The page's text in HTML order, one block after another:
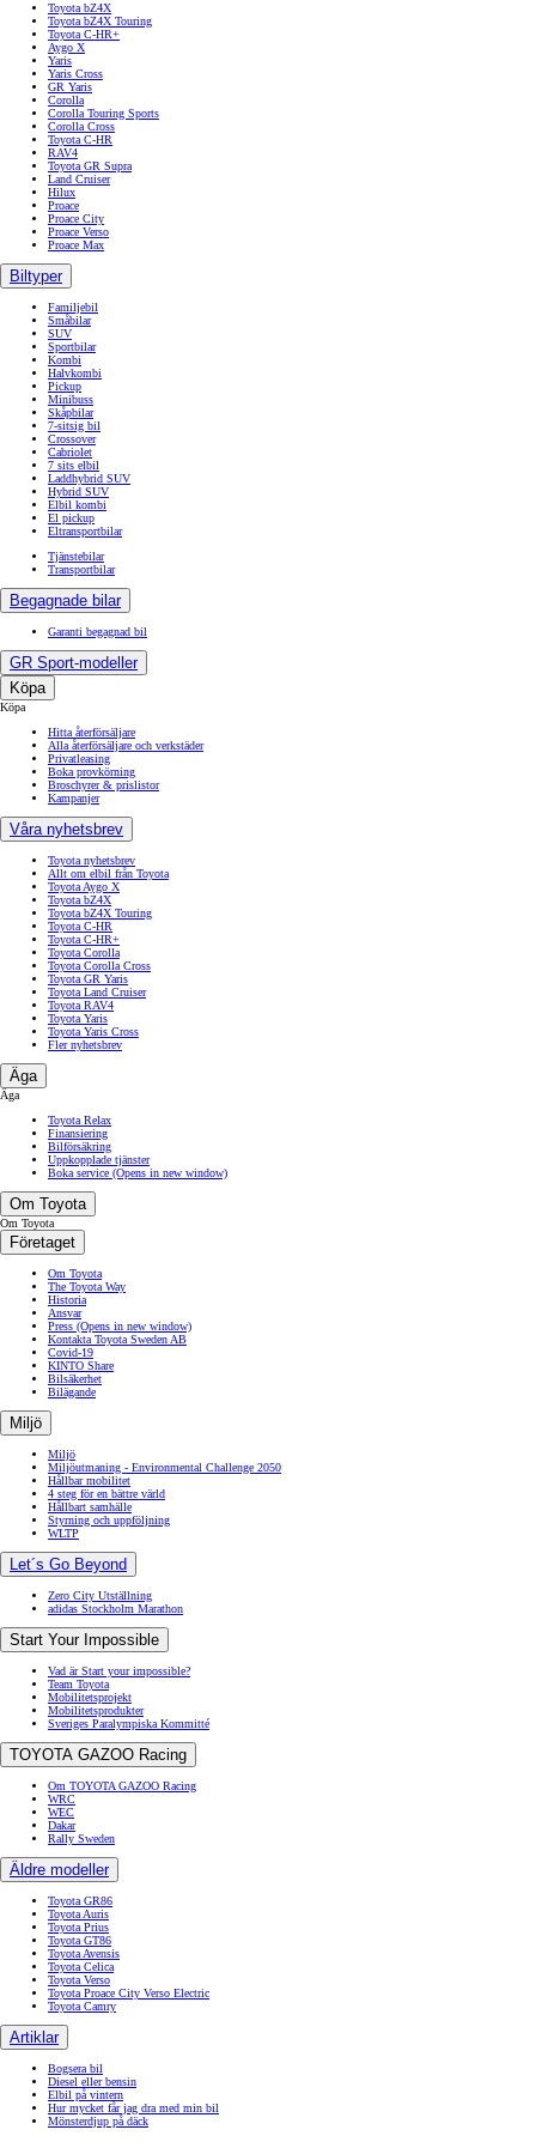
Toyota bZ4X
Toyota bZ4X Touring
Toyota C-HR+
Aygo X
Yaris
Yaris Cross
GR Yaris
Corolla
Corolla Touring Sports
Corolla Cross
Toyota C-HR
RAV4
Toyota GR Supra
Land Cruiser
Hilux
Proace
Proace City
Proace Verso
Proace Max
Biltyper
Familjebil
Småbilar
SUV
Sportbilar
Kombi
Halvkombi
Pickup
Minibuss
Skåpbilar
7-sitsig bil
Crossover
Cabriolet
7 sits elbil
Laddhybrid SUV
Hybrid SUV
Elbil kombi
El pickup
Eltransportbilar
Tjänstebilar
Transportbilar
Begagnade bilar
Garanti begagnad bil
GR Sport-modeller
Köpa
Köpa
Hitta återförsäljare
Alla återförsäljare och verkstäder
Privatleasing
Boka provkörning
Broschyrer & prislistor
Kampanjer
Våra nyhetsbrev
Toyota nyhetsbrev
Allt om elbil från Toyota
Toyota Aygo X
Toyota bZ4X
Toyota bZ4X Touring
Toyota C-HR
Toyota C-HR+
Toyota Corolla
Toyota Corolla Cross
Toyota GR Yaris
Toyota Land Cruiser
Toyota RAV4
Toyota Yaris
Toyota Yaris Cross
Fler nyhetsbrev
Äga
Äga
Toyota Relax
Finansiering
Bilförsäkring
Uppkopplade tjänster
Boka service (Opens in new window)
Om Toyota
Om Toyota
Företaget
Om Toyota
The Toyota Way
Historia
Ansvar
Press (Opens in new window)
Kontakta Toyota Sweden AB
Covid-19
KINTO Share
Bilsäkerhet
Bilägande
Miljö
Miljö
Miljöutmaning - Environmental Challenge 2050
Hållbar mobilitet
4 steg för en bättre värld
Hållbart samhälle
Styrning och uppföljning
WLTP
Let´s Go Beyond
Zero City Utställning
adidas Stockholm Marathon
Start Your Impossible
Vad är Start your impossible?
Team Toyota
Mobilitetsprojekt
Mobilitetsprodukter
Sveriges Paralympiska Kommitté
TOYOTA GAZOO Racing
Om TOYOTA GAZOO Racing
WRC
WEC
Dakar
Rally Sweden
Äldre modeller
Toyota GR86
Toyota Auris
Toyota Prius
Toyota GT86
Toyota Avensis
Toyota Celica
Toyota Verso
Toyota Proace City Verso Electric
Toyota Camry
Artiklar
Bogsera bil
Diesel eller bensin
Elbil på vintern
Hur mycket får jag dra med min bil
Mönsterdjup på däck